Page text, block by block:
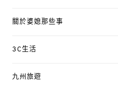
關於婆媳那些事
3C生活
九州旅遊